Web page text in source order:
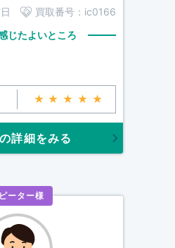
買取番号： ic0166
じたよいところ
★★★★★
詳細をみる
ーター様